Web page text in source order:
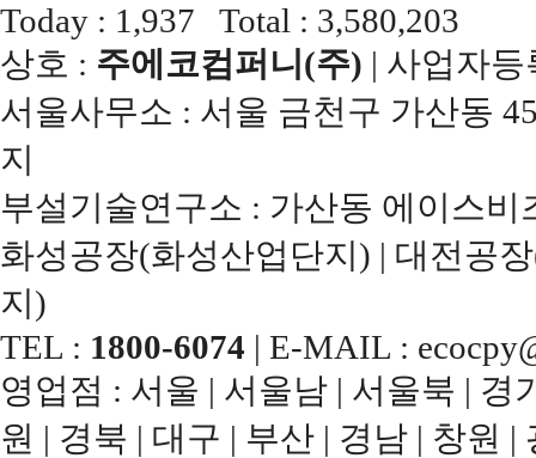
Today : 1,937 Total : 3,580,203
상호 : 주에코컴퍼니(주) | 사업자등
서울사무소 : 서울 금천구 가산동
지
부설기술연구소 : 가산동 에이스비
화성공장(화성산업단지) | 대전공
지)
TEL : 1800-6074 | E-MAIL :
영업점 : 서울 | 서울남 | 서울북 | 경
원 | 경북 | 대구 | 부산 | 경남 | 창원 |